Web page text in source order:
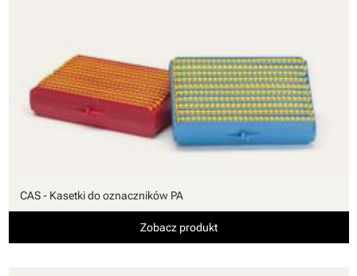
CAS - Kasetki do oznaczników PA
Zobacz produkt